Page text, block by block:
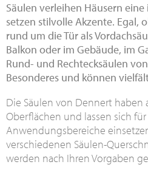
Säulen verleihen Häusern
setzen stilvolle Akzente. Egal,
rund um die Tür als
Balkon oder im Gebäude, im
Rund- und Rechtecksäulen
Besonderes und können
Die Säulen von Dennert haben
Oberflächen und lassen sich
Anwendungsbereiche
verschiedenen Säulen-
werden nach Ihren Vorgaben